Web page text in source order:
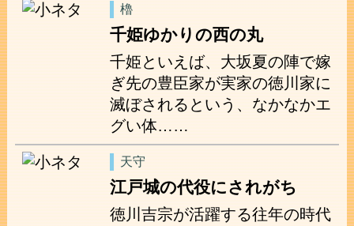
櫓
千姫ゆかりの西の丸
千姫といえば、大坂夏の陣で嫁
ぎ先の豊臣家が実家の徳川家に
滅ぼされるという、なかなかエ
グい体……
天守
江戸城の代役にされがち
徳川吉宗が活躍する往年の時代